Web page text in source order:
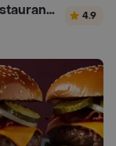
Al Agua Patos Restaurante - Turbo 4.9